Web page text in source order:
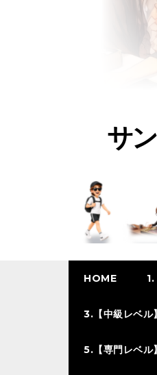
サ
HOME
3.【中級レベル
5.【専門レベル